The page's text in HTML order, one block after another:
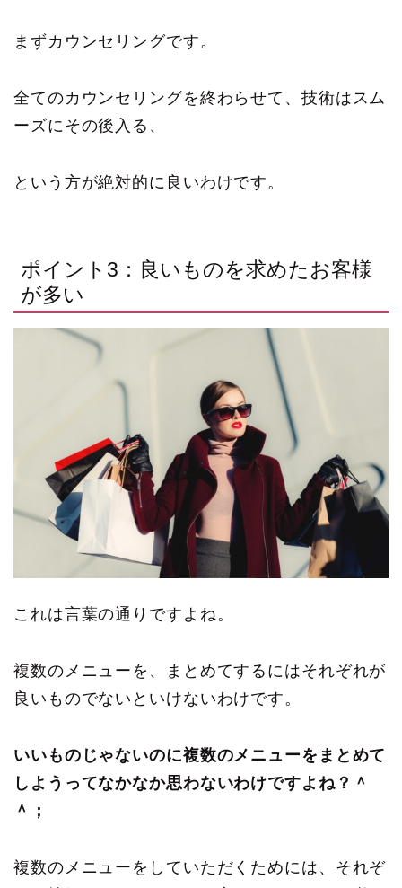
まずカウンセリングです。
全てのカウンセリングを終わらせて、技術はスム
ーズにその後入る、
という方が絶対的に良いわけです。
ポイント3：良いものを求めたお客様
が多い
これは言葉の通りですよね。
複数のメニューを、まとめてするにはそれぞれが
良いものでないといけないわけです。
いいものじゃないのに複数のメニューをまとめて
しようってなかなか思わないわけですよね？＾
＾；
複数のメニューをしていただくためには、それぞ